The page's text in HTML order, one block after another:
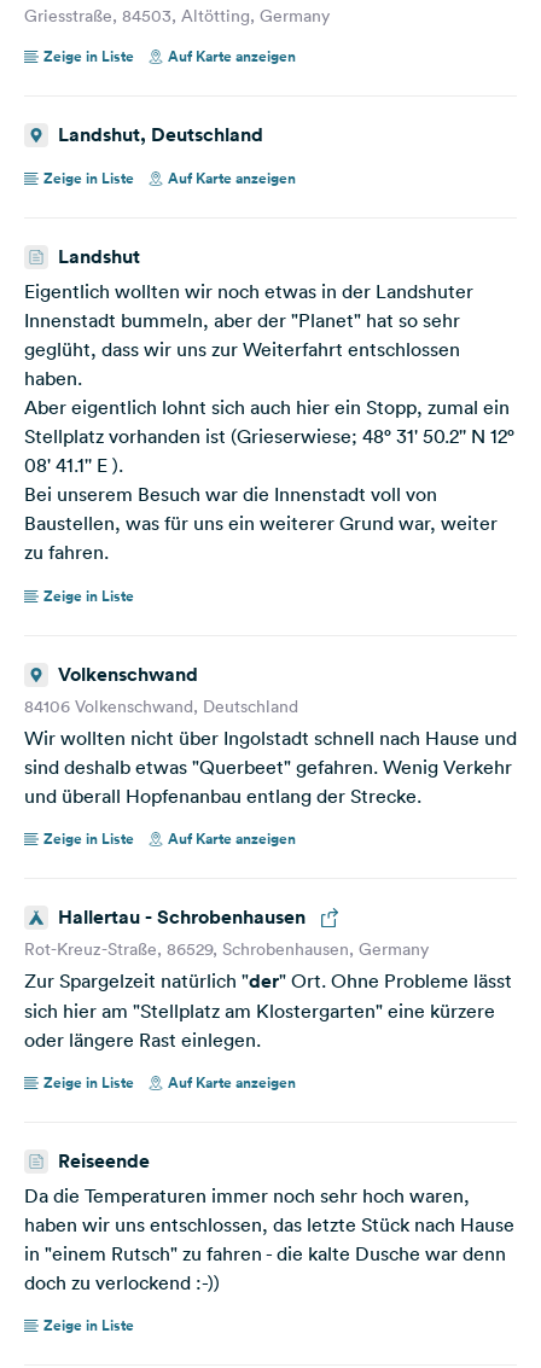
Griesstraße, 84503, Altötting, Germany
Zeige in Liste
Auf Karte anzeigen
Landshut, Deutschland
Zeige in Liste Auf Karte anzeigen
Landshut
Eigentlich wollten wir noch etwas in der Landshuter
Innenstadt bummeln, aber der "Planet" hat so sehr
geglüht, dass wir uns zur Weiterfahrt entschlossen
haben.
Aber eigentlich lohnt sich auch hier ein Stopp, zumal ein
Stellplatz vorhanden ist (Grieserwiese; 48° 31' 50.2'' N 12°
08' 41.1'' E ).
Bei unserem Besuch war die Innenstadt voll von
Baustellen, was für uns ein weiterer Grund war, weiter
zu fahren.
Zeige in Liste
Volkenschwand
84106 Volkenschwand, Deutschland
Wir wollten nicht über Ingolstadt schnell nach Hause und
sind deshalb etwas "Querbeet" gefahren. Wenig Verkehr
und überall Hopfenanbau entlang der Strecke.
Zeige in Liste Auf Karte anzeigen
Hallertau - Schrobenhausen
Rot-Kreuz-Straße, 86529, Schrobenhausen, Germany
Zur Spargelzeit natürlich "der" Ort. Ohne Probleme lässt
sich hier am "Stellplatz am Klostergarten" eine kürzere
oder längere Rast einlegen.
Zeige in Liste Auf Karte anzeigen
Reiseende
Da die Temperaturen immer noch sehr hoch waren,
haben wir uns entschlossen, das letzte Stück nach Hause
in "einem Rutsch" zu fahren - die kalte Dusche war denn
doch zu verlockend :-))
Zeige in Liste